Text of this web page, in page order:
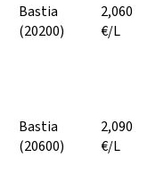
Bastia
(20200)
2,060
€/L
Bastia
(20600)
2,090
€/L